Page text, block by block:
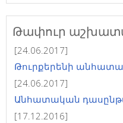
Թափուր
[24.06.2017]
Թուրքերենի
[24.06.2017]
Անհատական
[17.12.2016]